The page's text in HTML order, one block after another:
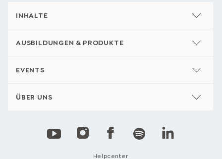
INHALTE
AUSBILDUNGEN & PRODUKTE
EVENTS
ÜBER UNS
Helpcenter